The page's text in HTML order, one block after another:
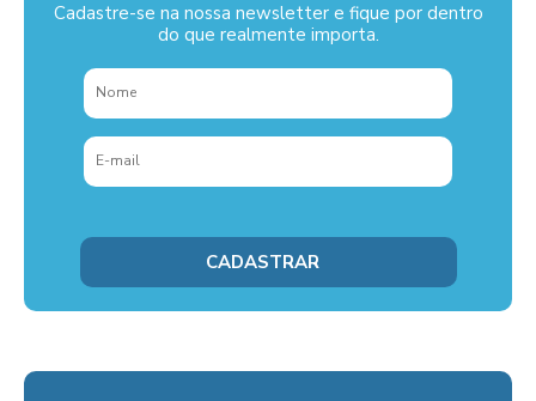
Cadastre-se na nossa newsletter e fique por dentro
do que realmente importa.